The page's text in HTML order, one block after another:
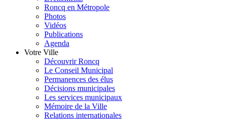
Roncq en Métropole
Photos
Vidéos
Publications
Agenda
Votre Ville
Découvrir Roncq
Le Conseil Municipal
Permanences des élus
Décisions municipales
Les services municipaux
Mémoire de la Ville
Relations internationales